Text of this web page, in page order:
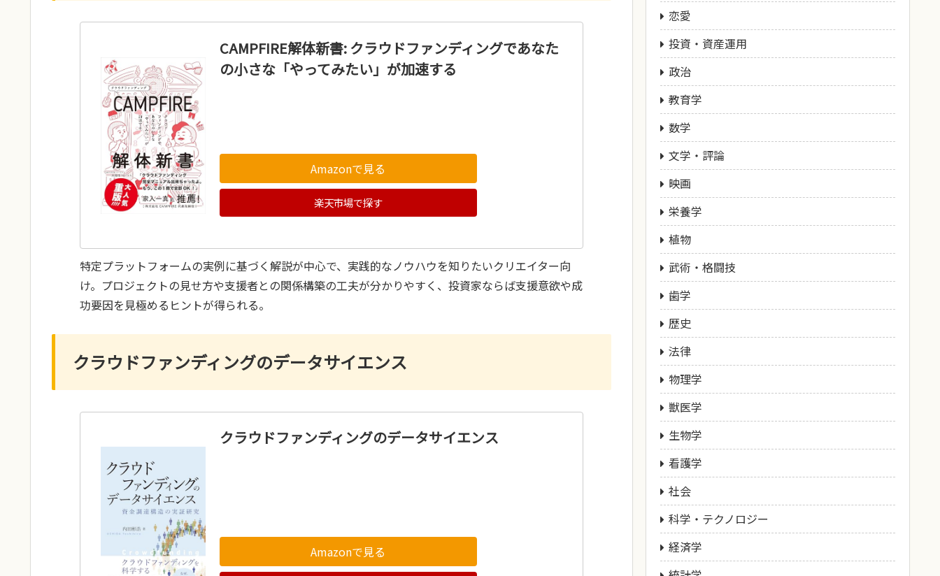
CAMPFIRE解体新書: クラウドファンディングであなた
の小さな「やってみたい」が加速する
Amazonで見る
楽天市場で探す
特定プラットフォームの実例に基づく解説が中心で、実践的なノウハウを知りたいクリエイター向
け。プロジェクトの見せ方や支援者との関係構築の工夫が分かりやすく、投資家ならば支援意欲や成
功要因を見極めるヒントが得られる。
クラウドファンディングのデータサイエンス
クラウドファンディングのデータサイエンス
Amazonで見る
恋愛
投資・資産運用
政治
教育学
数学
文学・評論
映画
栄養学
植物
武術・格闘技
歯学
歴史
法律
物理学
獣医学
生物学
看護学
社会
科学・テクノロジー
経済学